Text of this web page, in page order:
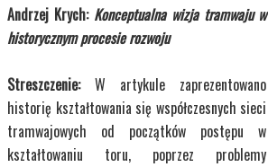
Andrzej Krych: Konceptualna wizja tramwaju w
historycznym procesie rozwoju
Streszczenie:W artykule zaprezentowano
historię kształtowania się współczesnych sieci
tramwajowych od początków postępu w
kształtowaniu toru, poprzez problemy